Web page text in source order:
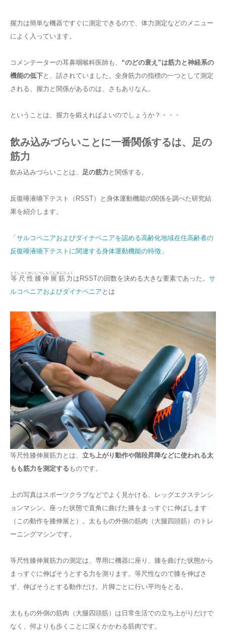
握力は簡単な機器ですぐに測定できるので、体力測定などのメニュー
によく入っています。
コメンテーターの耳鼻咽喉科医師も、 “のどの衰え”は筋力と神経系の
機能の低下と、話されていました。全身筋力の指標の一つとして測定
される、握力と関係があるのは、さもありなん。
ということは、握力を鍛えればよいのでしょうか？・・・
飲み込みづらいことに一番関係するは、足の
筋力
飲み込みづらいことは、 足の筋力 と関係する。
反復唾液嚥下テスト（RSST）と身体運動機能の関係を調べた研究結
果を紹介します。
「サルコペニアおよびダイナペニアを認める高齢化地域在住高齢者の
反復唾液嚥下テストに関連する身体運動機能の特徴」
等尺性膝伸展筋力
とうしゃくせいしつしんてんきんりょく
はRSSTの回数を決める大きな要素であった。 サ
ルコペニアおよびダイナペニア とは
等尺性膝伸展筋力とは、 立ち上がり動作や階段昇降などに使われる太
もも筋力を測定する ものです。
上の写真はスポーツクラブなどでよく見かける、レッグエクステンシ
ョンマシン。座った状態で直角に曲げた膝をまっすぐに伸ばします
（この動作を膝伸展と）。太ももの外側の筋肉（大腿四頭筋）のトレ
ーニングマシンです。
等尺性膝伸展筋力の測定は、専用に機器に座り、膝を曲げた状態から
まっすぐに伸ばそうとする力を測ります。等尺性なので膝を伸ばさ
ず、伸ばそうとする動作だけ。片脚ごとに行い平均をとる。
太ももの外側の筋肉（大腿四頭筋）は日常生活での立ち上がりだけで
なく、何よりも歩くことに深くかかわる筋肉です。